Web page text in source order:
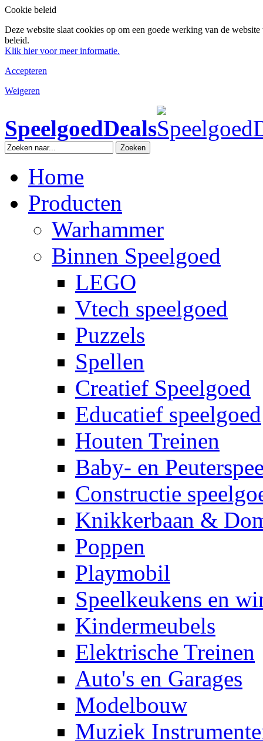
Cookie beleid
Deze website slaat cookies op om een goede werking van de
beleid.
Klik hier voor meer informatie.
Accepteren
Weigeren
SpeelgoedDeals
Zoeken
Home
Producten
Warhammer
Binnen Speelgoed
LEGO
Vtech speelgoed
Puzzels
Spellen
Creatief Speelgoed
Educatief speelgoed
Houten Treinen
Baby- en
Constructie
Knikkerbaan &
Poppen
Playmobil
Speelkeukens en
Kindermeubels
Elektrische Treinen
Auto's en Garages
Modelbouw
Muziek